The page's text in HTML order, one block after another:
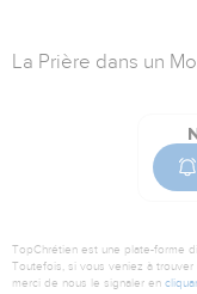
La Prière dans un
TopChrétien est une plate-forme
Toutefois, si vous veniez à
merci de nous le signaler en